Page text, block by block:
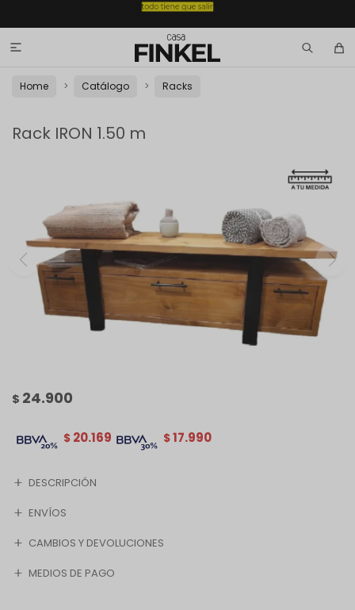

Home Catálogo Racks
Rack IRON 1.50 m
$ 24.900
$17.990
$ 20.169
DESCRIPCIÓN
ENVÍOS
CAMBIOS Y DEVOLUCIONES
MEDIOS DE PAGO